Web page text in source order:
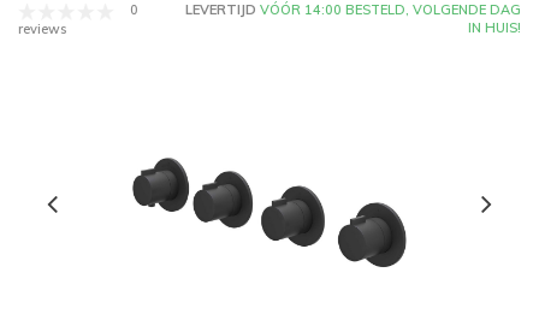
0
reviews
LEVERTIJD VÓÓR 14:00 BESTELD, VOLGENDE DAG
IN HUIS!